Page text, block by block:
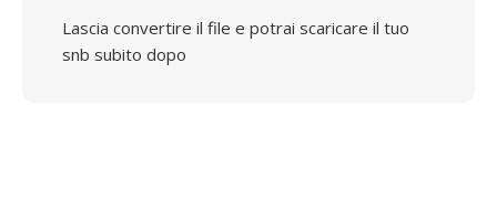
Lascia convertire il file e potrai scaricare il tuo
snb subito dopo